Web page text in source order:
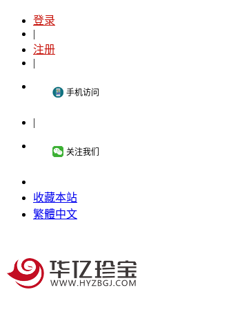
登录
|
注册
|
手机访问
|
关注我们
收藏本站
繁體中文